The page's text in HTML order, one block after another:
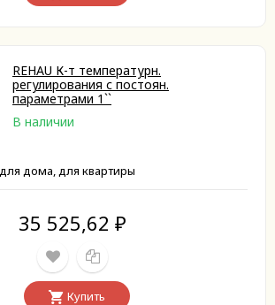
REHAU К-т температурн.
регулирования с постоян.
параметрами 1``
В наличии
для дома, для квартиры
35 525,62 ₽
Купить